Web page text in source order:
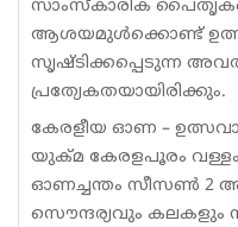
സാംസ്കാരിക
ആശയമുൾക്കൊണ്ട്
സൃഷ്‌ടിക്കപ്പെടുന്ന
പ്രത്യേകതയായിരിക്കും.
കേരളീയ ഓണ –
യുക്മ കേരളപൂരം
ഓണച്ചന്തം സീസൺ 2
സൌന്ദര്യവും കലകളും